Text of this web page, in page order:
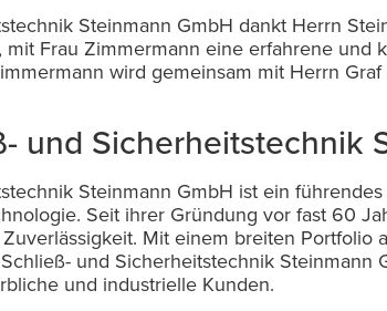
Steinmann GmbH dankt Herrn
mit Frau Zimmermann eine erfahrene und
wird gemeinsam mit Herrn
und Sicherheitstechnik
Steinmann GmbH ist ein
Seit ihrer Gründung vor fast 60
Mit einem breiten Portfolio
und Sicherheitstechnik Steinmann
und industrielle Kunden.